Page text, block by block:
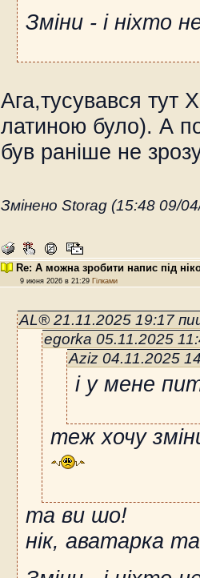
Зміни - і ніхто
Ага,тусувався
латиною було). А
був раніше не
Змінено Storag (15:48 09/
Re: А можна зробити напис під
9 июня 2026 в 21:29 Гілками
AL® 21.11.2025 19:17
egorka 05.11.2025
Aziz 04.11.2025
і у мене
теж хочу
та ви шо!
нік, аватарка